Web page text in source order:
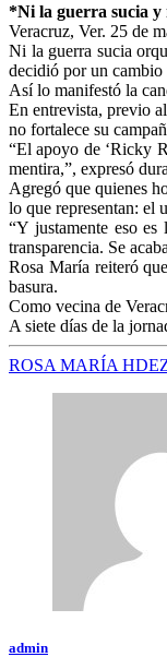
*Ni la guerra sucia
Veracruz, Ver. 25 de
Ni la guerra sucia
decidió por un
Así lo manifestó la
En entrevista, previo
no fortalece su
“El apoyo de ‘Ricky
mentira,”, expresó
Agregó que quienes
lo que representan: el
“Y justamente eso
transparencia. Se
Rosa María reiteró
basura.
Como vecina de
A siete días de la
ROSA MARÍA
admin